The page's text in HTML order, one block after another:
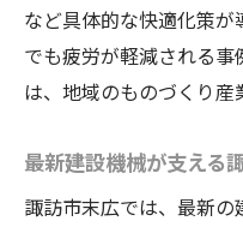
など具体的な快適化策
でも疲労が軽減される
は、地域のものづくり産
最新建設機械が支える
諏訪市末広では、最新の